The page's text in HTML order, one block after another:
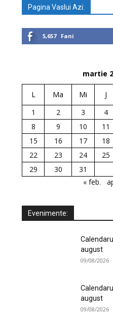
Pagina Vaslui Azi:
5,657 Fani
martie
L Ma Mi J
1
2 3 4
8
9 10 11
15
16 17 18
22
23 24 25
29
30
31
« feb.
Evenimente:
august
09/08/2026
august
09/08/2026